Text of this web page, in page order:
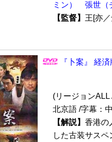
ミン）
張世（
【監督】 王[亦
『卜案』 経
(リージョン
北京語 /字幕：
【解説】 香港の
した古装サス